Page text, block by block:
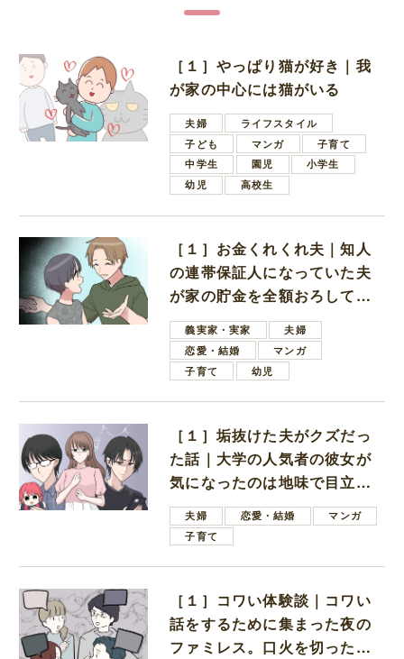
［１］やっぱり猫が好き｜我
が家の中心には猫がいる
夫婦
ライフスタイル
子ども
マンガ
子育て
中学生
園児
小学生
幼児
高校生
［１］お金くれくれ夫｜知人
の連帯保証人になっていた夫
が家の貯金を全額おろしてほ
しいと言ってきた
義実家・実家
夫婦
恋愛・結婚
マンガ
子育て
幼児
［１］垢抜けた夫がクズだっ
た話｜大学の人気者の彼女が
気になったのは地味で目立た
ない男子学生
夫婦 恋愛・結婚
マンガ
子育て
［１］コワい体験談｜コワい
話をするために集まった夜の
ファミレス。口火を切ったの